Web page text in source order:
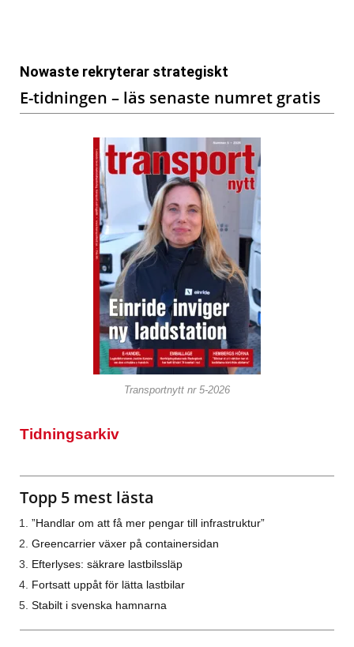
Nowaste rekryterar strategiskt
E-tidningen – läs senaste numret gratis
Transportnytt nr 5-2026
Tidningsarkiv
Topp 5 mest lästa
”Handlar om att få mer pengar till infrastruktur”
Greencarrier växer på containersidan
Efterlyses: säkrare lastbilssläp
Fortsatt uppåt för lätta lastbilar
Stabilt i svenska hamnarna